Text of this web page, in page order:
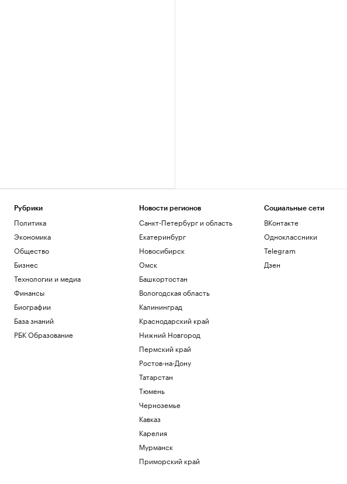
Рубрики
Политика
Экономика
Общество
Бизнес
Технологии и медиа
Финансы
Биографии
База знаний
РБК Образование
Новости регионов
Санкт-Петербург и область
Екатеринбург
Новосибирск
Омск
Башкортостан
Вологодская область
Калининград
Краснодарский край
Нижний Новгород
Пермский край
Ростов-на-Дону
Татарстан
Тюмень
Черноземье
Кавказ
Карелия
Мурманск
Приморский край
Социальные сети
ВКонтакте
Одноклассники
Telegram
Дзен